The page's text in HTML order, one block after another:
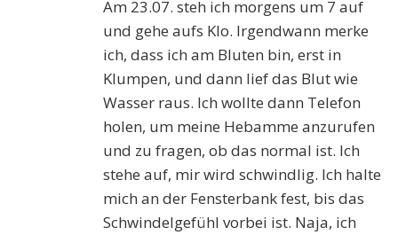
Am 23.07. steh ich morgens um 7 auf
und gehe aufs Klo. Irgendwann merke
ich, dass ich am Bluten bin, erst in
Klumpen, und dann lief das Blut wie
Wasser raus. Ich wollte dann Telefon
holen, um meine Hebamme anzurufen
und zu fragen, ob das normal ist. Ich
stehe auf, mir wird schwindlig. Ich halte
mich an der Fensterbank fest, bis das
Schwindelgefühl vorbei ist. Naja, ich